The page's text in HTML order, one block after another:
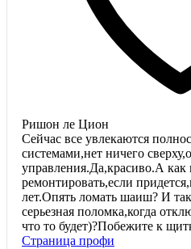
Ришон ле Цион
Сейчас все увлекаются
системами,нет ничего
управления.Да,красиво.А как
ремонтировать,если
лет.Опять ломать шаиш? И
серьезная поломка,когда
что то будет)?Побежите к
Страница профи